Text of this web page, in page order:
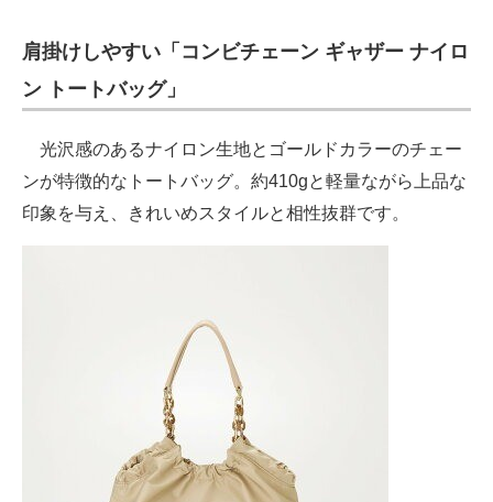
肩掛けしやすい「コンビチェーン ギャザー ナイロ
ン トートバッグ」
光沢感のあるナイロン生地とゴールドカラーのチェー
ンが特徴的なトートバッグ。約410gと軽量ながら上品な
印象を与え、きれいめスタイルと相性抜群です。